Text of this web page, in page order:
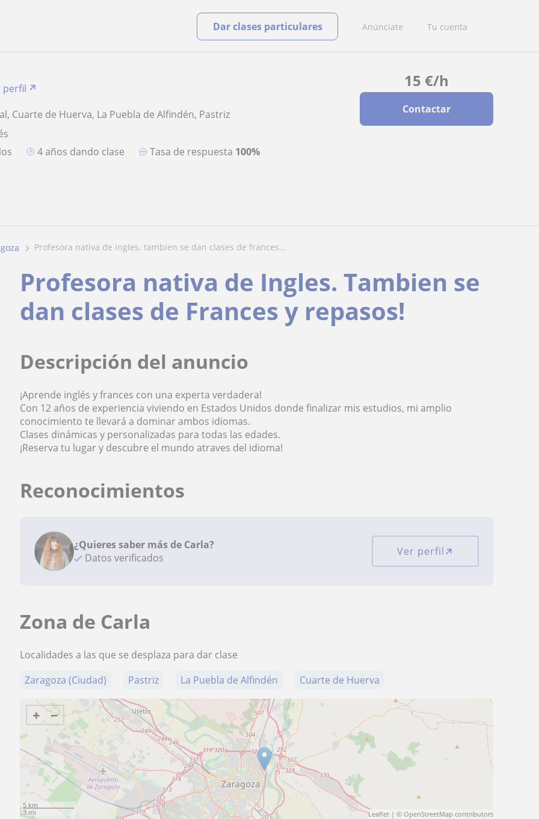
Anúnciate Tu cuenta
Dar clases particulares
15 €/h
Contactar
perfil
Cuarte de Huerva, La Puebla de Alfindén, Pastriz
4 años dando clase Tasa de respuesta 100%
profesora nativa de ingles. tambien se dan clases de frances...
Profesora nativa de Ingles. Tambien se
dan clases de Frances y repasos!
Descripción del anuncio
¡Aprende inglés y frances con una experta verdadera!
Con 12 años de experiencia viviendo en Estados Unidos donde finalizar mis estudios, mi amplio
conocimiento te llevará a dominar ambos idiomas.
Clases dinámicas y personalizadas para todas las edades.
¡Reserva tu lugar y descubre el mundo atraves del idioma!
Reconocimientos
¿Quieres saber más de Carla?
Datos verificados
Ver perfil
Zona de Carla
Localidades a las que se desplaza para dar clase
Zaragoza (Ciudad)
Pastriz La Puebla de Alfindén Cuarte de Huerva
+ −
5 km
3 mi
Leaflet| © OpenStreetMap contributors